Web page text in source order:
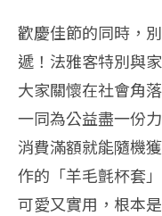
歡慶佳節的同時，
遞！法雅客特別與
大家關懷在社會角
一同為公益盡一份
消費滿額就能隨機
作的「羊毛氈杯套
可愛又實用，根本